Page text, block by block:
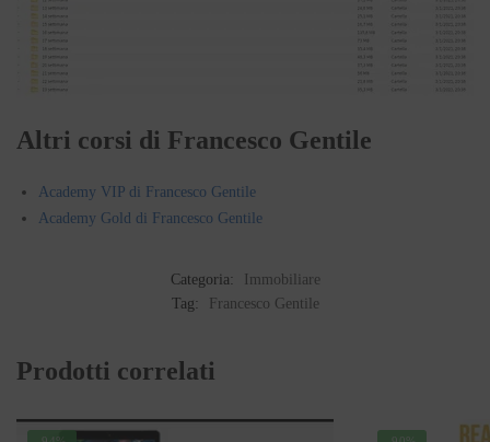
Altri corsi di Francesco Gentile
Academy VIP di Francesco Gentile
Academy Gold di Francesco Gentile
Categoria:
Immobiliare
Tag:
Francesco Gentile
Prodotti correlati